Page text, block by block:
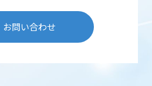
お問い合わせ